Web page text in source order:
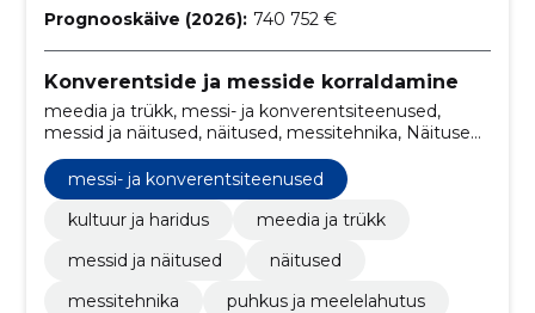
Prognooskäive (2026): 740 752 €
Konverentside ja messide korraldamine
meedia ja trükk, messi- ja konverentsiteenused,
messid ja näitused, näitused, messitehnika, Näitused
messi- ja konverentsiteenused
kultuur ja haridus
meedia ja trükk
messid ja näitused
näitused
messitehnika
puhkus ja meelelahutus